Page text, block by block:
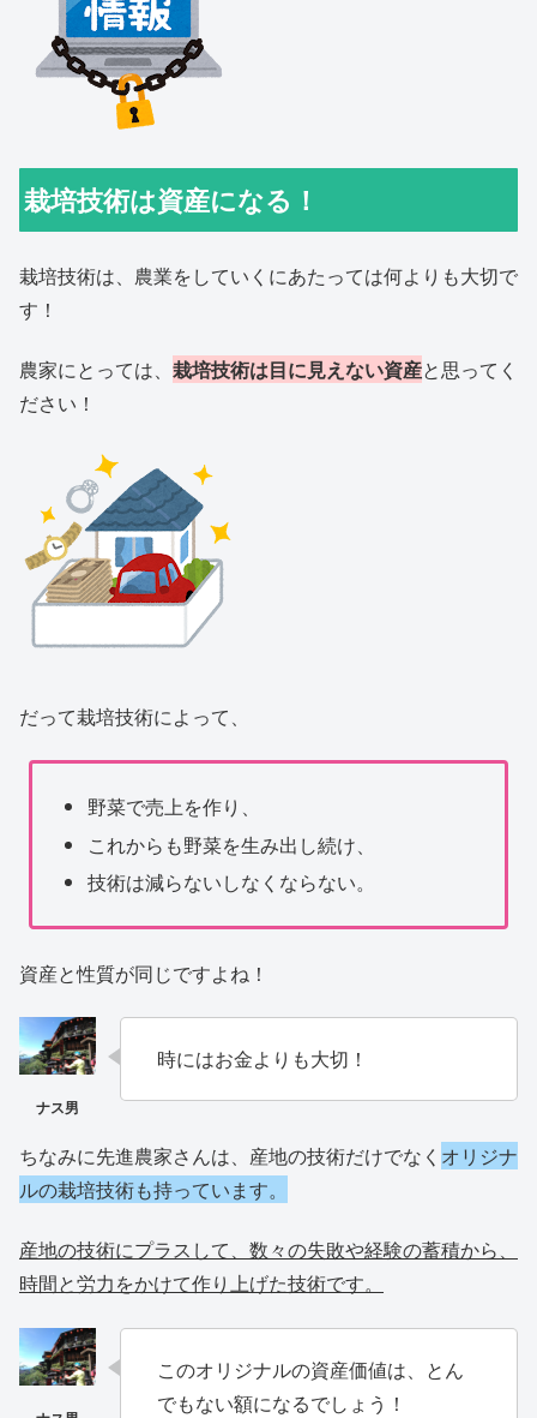
栽培技術は資産になる！
栽培技術は、農業をしていくにあたっては何よりも大切で
す！
農家にとっては、 栽培技術は目に見えない資産と思ってく
ださい！
だって栽培技術によって、
野菜で売上を作り、
これからも野菜を生み出し続け、
技術は減らないしなくならない。
資産と性質が同じですよね！
時にはお金よりも大切！
ちなみに先進農家さんは、産地の技術だけでなく オリジナ
ルの栽培技術も持っています。
産地の技術にプラスして、数々の失敗や経験の蓄積から、
時間と労力をかけて作り上げた技術です。
このオリジナルの資産価値は、とん
でもない額になるでしょう！